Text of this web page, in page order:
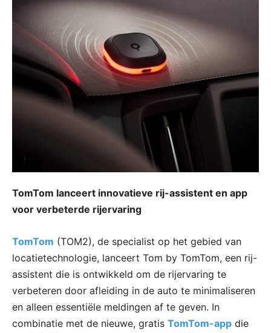
TomTom lanceert innovatieve rij-assistent en app
voor verbeterde rijervaring
TomTom (TOM2), de specialist op het gebied van
locatietechnologie, lanceert Tom by TomTom, een rij-
assistent die is ontwikkeld om de rijervaring te
verbeteren door afleiding in de auto te minimaliseren
en alleen essentiële meldingen af te geven. In
combinatie met de nieuwe, gratis TomTom-app die